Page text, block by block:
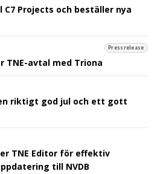
C7 Projects och beställer nya
Pressrelease
avtal med Triona
riktigt god jul och ett gott
TNE Editor för effektiv
till NVDB